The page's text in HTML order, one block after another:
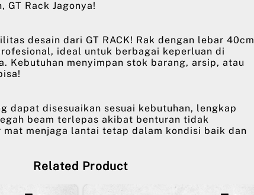
GT Rack Jagonya!
desain dari GT RACK! Rak dengan lebar 40cm
ideal untuk berbagai keperluan di
Kebutuhan menyimpan stok barang, arsip, atau
dapat disesuaikan sesuai kebutuhan, lengkap
beam terlepas akibat benturan tidak
menjaga lantai tetap dalam kondisi baik dan
Related Product